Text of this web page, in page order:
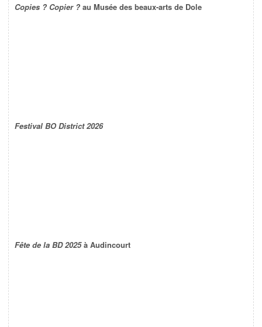
Copies ? Copier ? au Musée des beaux-arts de Dole
Festival BO District 2026
Fête de la BD 2025à Audincourt